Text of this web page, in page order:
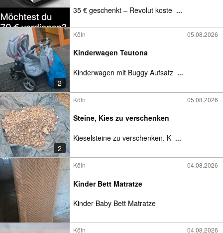
35 € geschenkt – Revolut koste ...
2
Köln 05.08.2026
Kinderwagen Teutona
Kinderwagen mit Buggy Aufsatz ...
2
Köln 05.08.2026
Steine, Kies zu verschenken
Kieselsteine zu verschenken. K ...
Köln 04.08.2026
Kinder Bett Matratze
Kinder Baby Bett Matratze
Köln 04.08.2026